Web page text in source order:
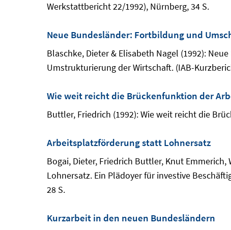
Werkstattbericht 22/1992), Nürnberg, 34 S.
Neue Bundesländer: Fortbildung und
Blaschke, Dieter & Elisabeth Nagel (1992):
Umstrukturierung der Wirtschaft. (IAB-
Wie weit reicht die Brückenfunktion der
Buttler, Friedrich (1992): Wie weit reicht die
Arbeitsplatzförderung statt Lohnersatz
Bogai, Dieter, Friedrich Buttler, Knut
Lohnersatz. Ein Plädoyer für investive
28 S.
Kurzarbeit in den neuen Bundesländern